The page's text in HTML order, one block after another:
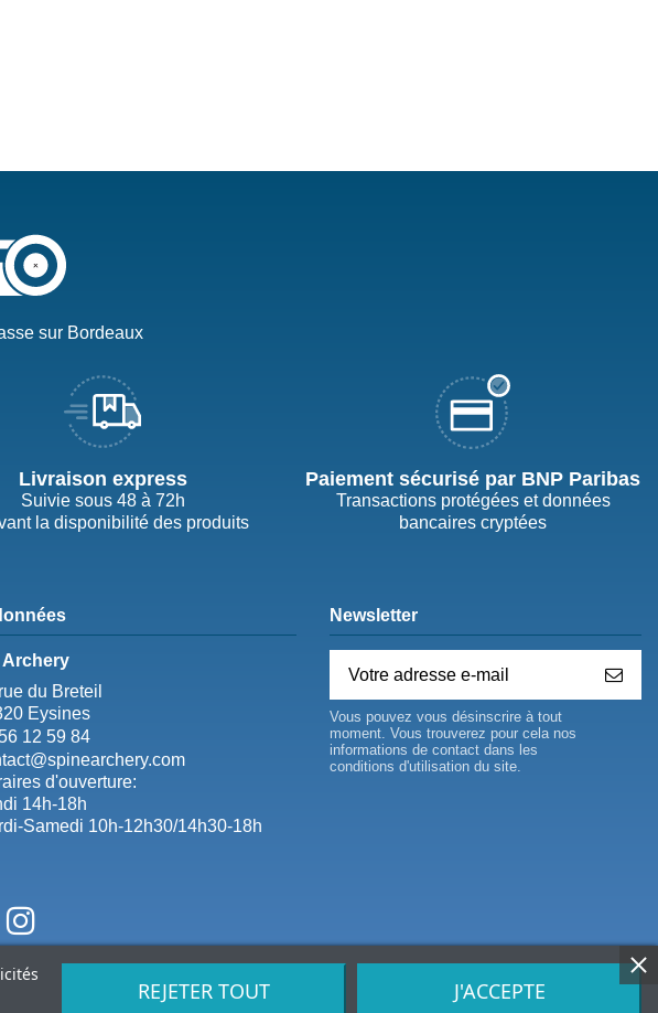
sur Bordeaux
Livraison express
Suivie sous 48 à 72h
la disponibilité des produits
Paiement sécurisé par BNP Paribas
Transactions protégées et données
bancaires cryptées
Archery
du Breteil
Eysines
12 59 84
d'ouverture:
14h-18h
Samedi 10h-12h30/14h30-18h
REJETER TOUT J'ACCEPTE
Newsletter
Vous pouvez vous désinscrire à tout
moment. Vous trouverez pour cela nos
informations de contact dans les
conditions d'utilisation du site.